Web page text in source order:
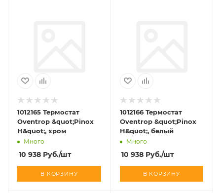
1012165 Термостат
Oventrop &quot;Pinox
H&quot;, хром
Много
10 938 Руб./шт
В КОРЗИНУ
1012166 Термостат
Oventrop &quot;Pinox
H&quot;, белый
Много
10 938Руб./шт
В КОРЗИНУ